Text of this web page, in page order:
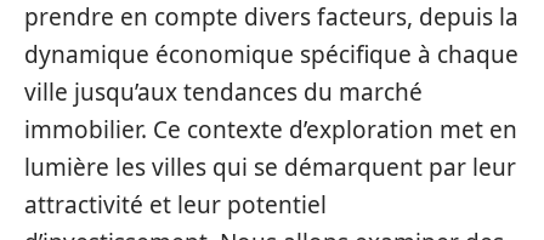
prendre en compte divers facteurs, depuis la
dynamique économique spécifique à chaque
ville jusqu’aux tendances du marché
immobilier. Ce contexte d’exploration met en
lumière les villes qui se démarquent par leur
attractivité et leur potentiel